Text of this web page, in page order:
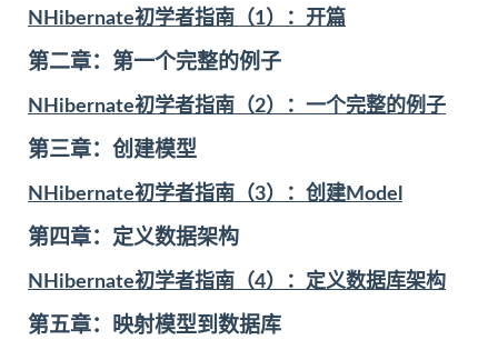
NHibernate初学者指南（1）：开篇
第二章：第一个完整的例子
NHibernate初学者指南（2）：一个完整的例子
第三章：创建模型
NHibernate初学者指南（3）：创建Model
第四章：定义数据架构
NHibernate初学者指南（4）：定义数据库架构
第五章：映射模型到数据库